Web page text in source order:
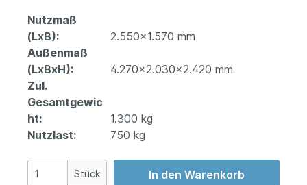
Nutzmaß
(LxB):
2.550x1.570 mm
Außenmaß
(LxBxH):
4.270x2.030x2.420 mm
Zul.
Gesamtgewic
ht:
1.300 kg
Nutzlast:
750 kg
Stück In den Warenkorb